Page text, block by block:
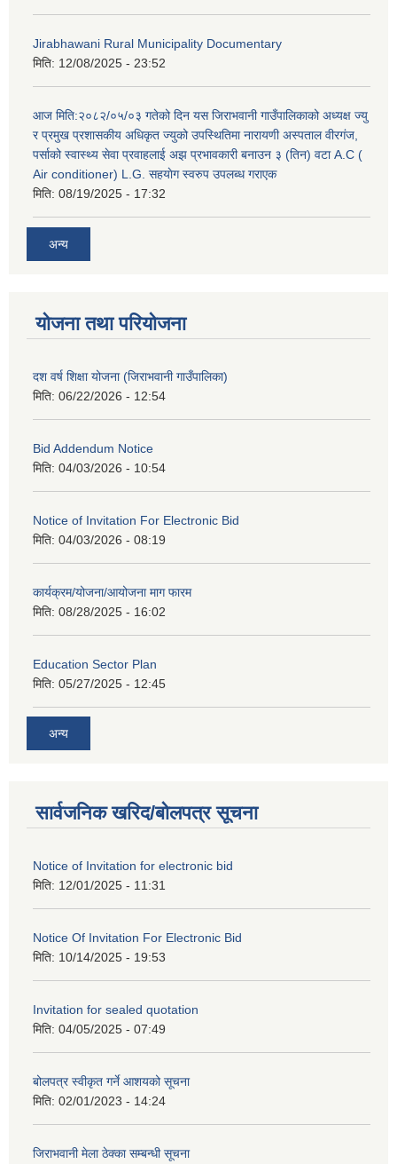
Jirabhawani Rural Municipality Documentary
मिति: 12/08/2025 - 23:52
आज मिति:२०८२/०५/०३ गतेको दिन यस जिराभवानी गाउँपालिकाको अध्यक्ष ज्यु
र प्रमुख प्रशासकीय अधिकृत ज्युको उपस्थितिमा नारायणी अस्पताल वीरगंज,
पर्साको स्वास्थ्य सेवा प्रवाहलाई अझ प्रभावकारी बनाउन ३ (तिन) वटा A.C (
Air conditioner) L.G. सहयाेग स्वरुप उपलब्ध गराएक
मिति: 08/19/2025 - 17:32
अन्य
योजना तथा परियोजना
दश वर्ष शिक्षा योजना (जिराभवानी गाउँपालिका)
मिति: 06/22/2026 - 12:54
Bid Addendum Notice
मिति: 04/03/2026 - 10:54
Notice of Invitation For Electronic Bid
मिति: 04/03/2026 - 08:19
कार्यक्रम/योजना/आयोजना माग फारम
मिति: 08/28/2025 - 16:02
Education Sector Plan
मिति: 05/27/2025 - 12:45
अन्य
सार्वजनिक खरिद/बोलपत्र सूचना
Notice of Invitation for electronic bid
मिति: 12/01/2025 - 11:31
Notice Of Invitation For Electronic Bid
मिति: 10/14/2025 - 19:53
Invitation for sealed quotation
मिति: 04/05/2025 - 07:49
बोलपत्र स्वीकृत गर्ने आशयको सूचना
मिति: 02/01/2023 - 14:24
जिराभवानी मेला ठेक्का सम्बन्धी सूचना